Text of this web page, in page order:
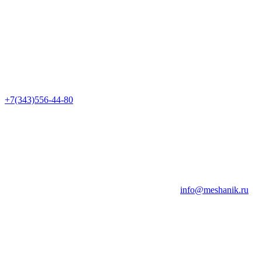
+7(343)556-44-80
info@meshanik.ru